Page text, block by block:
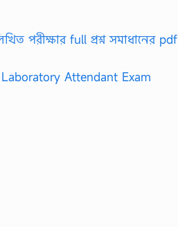
পরীক্ষার full প্রশ্ন সমাধানের pdf
Laboratory Attendant Exam